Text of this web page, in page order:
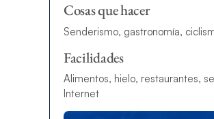
Cosas que hacer
Senderismo, gastronomía,
Facilidades
Alimentos, hielo, restaurantes,
Internet